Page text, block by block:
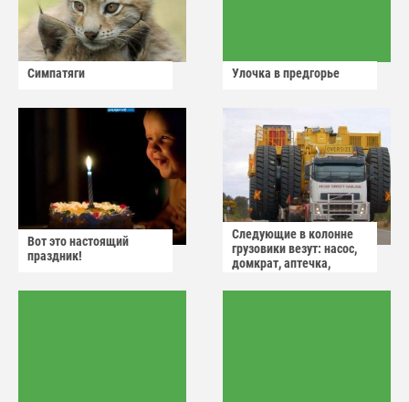
Симпатяги Улочка в предгорье
Вот это настоящий
праздник!
Следующие в колонне
грузовики везут: насос,
домкрат, аптечка,